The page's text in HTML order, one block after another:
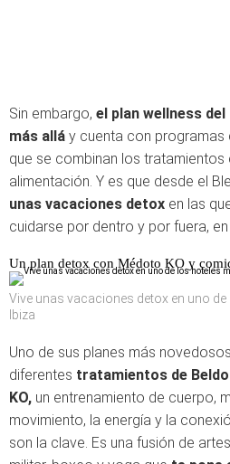
Sin embargo, el plan wellness
más allá y cuenta con programas
que se combinan los
alimentación. Y es que desde el
unas vacaciones detox en las
cuidarse por dentro y por fuera,
Un plan detox con Médoto KO y
Vive unas vacaciones detox en uno
Ibiza
Uno de sus planes más
diferentes tratamientos de
KO, un entrenamiento de cuerpo,
movimiento, la energía y la
son la clave. Es una fusión de